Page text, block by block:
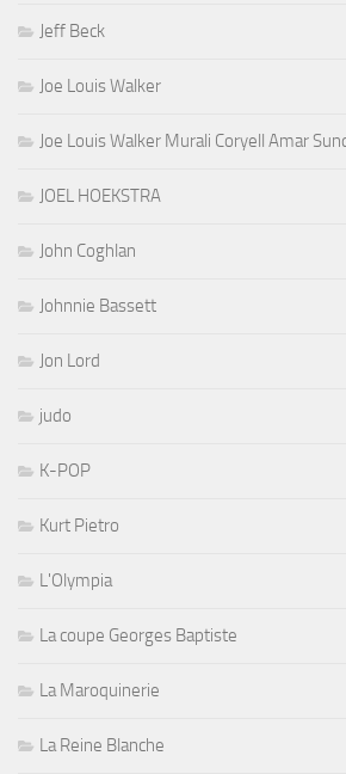
Jeff Beck
Joe Louis Walker
Joe Louis Walker Murali Coryell Amar
JOEL HOEKSTRA
John Coghlan
Johnnie Bassett
Jon Lord
judo
K-POP
Kurt Pietro
L'Olympia
La coupe Georges Baptiste
La Maroquinerie
La Reine Blanche